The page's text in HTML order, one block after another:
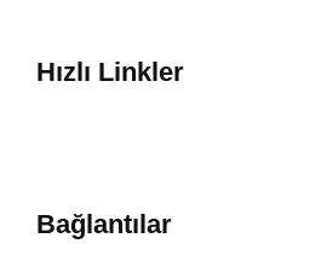
Hızlı Linkler
Bağlantılar